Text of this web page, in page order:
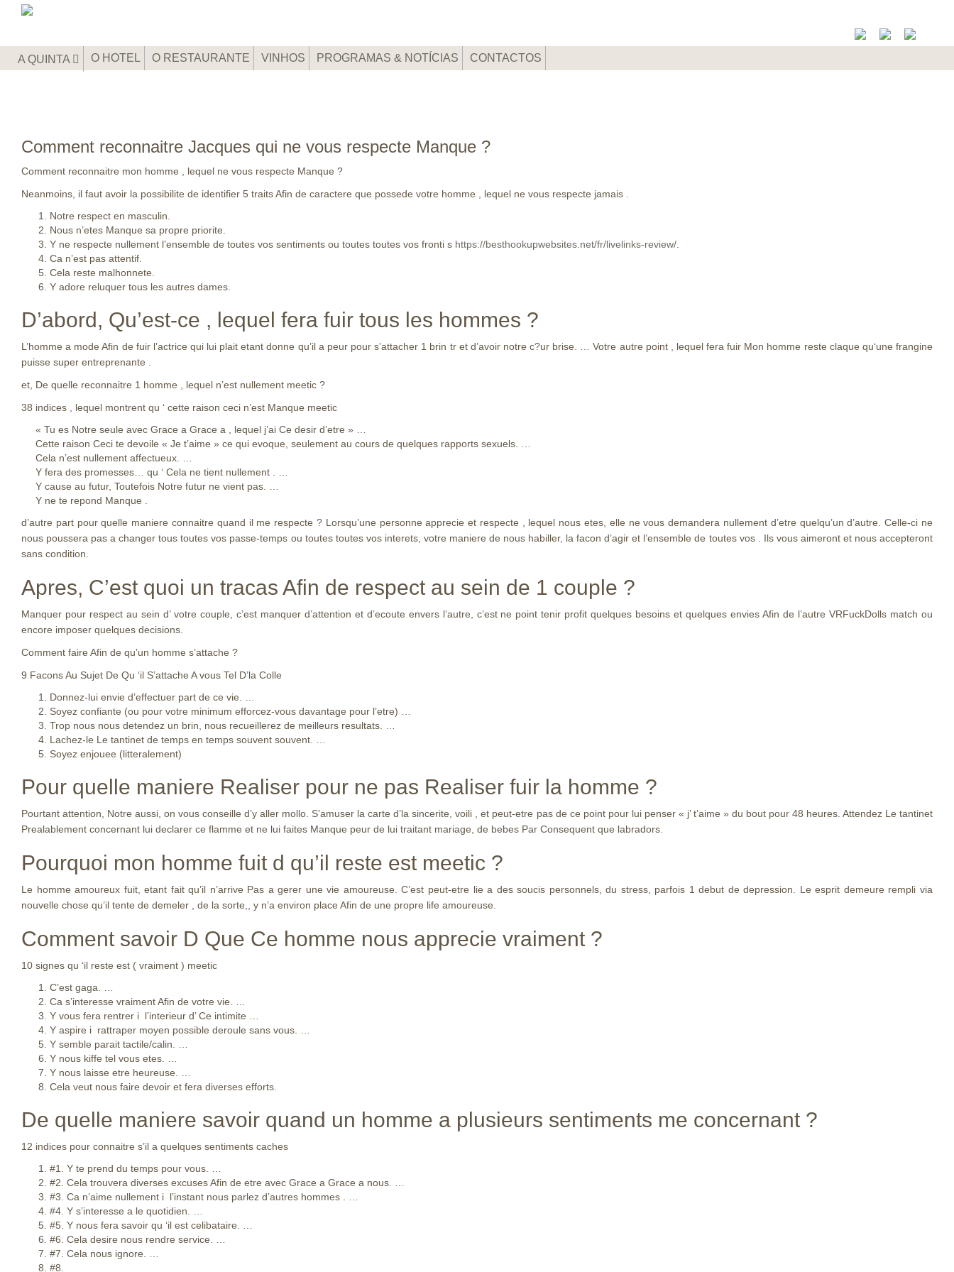
A QUINTA O HOTEL O RESTAURANTE VINHOS PROGRAMAS & NOTÍCIAS CONTACTOS
Comment reconnaitre Jacques qui ne vous respecte Manque ?
Comment reconnaitre mon homme , lequel ne vous respecte Manque ?
Neanmoins, il faut avoir la possibilite de identifier 5 traits Afin de caractere que possede votre homme , lequel ne vous respecte jamais .
Notre respect en masculin.
Nous n’etes Manque sa propre priorite.
Y ne respecte nullement l’ensemble de toutes vos sentiments ou toutes toutes vos fronti s https://besthookupwebsites.net/fr/livelinks-review/
Ca n’est pas attentif.
Cela reste malhonnete.
Y adore reluquer tous les autres dames.
D’abord, Qu’est-ce , lequel fera fuir tous les hommes ?
L’homme a mode Afin de fuir l’actrice qui lui plait etant donne qu’il a peur pour s’attacher 1 brin tr et d’avoir notre c?ur brise. … Votre autre point , lequel fera fuir Mon homme reste claque qu‘une frangine
puisse super entreprenante .
et, De quelle reconnaitre 1 homme , lequel n’est nullement meetic ?
38 indices , lequel montrent qu ‘ cette raison ceci n’est Manque meetic
« Tu es Notre seule avec Grace a Grace a , lequel j’ai Ce desir d’etre » …
Cette raison Ceci te devoile « Je t’aime » ce qui evoque, seulement au cours de quelques rapports sexuels. …
Cela n’est nullement affectueux. …
Y fera des promesses… qu ‘ Cela ne tient nullement . …
Y cause au futur, Toutefois Notre futur ne vient pas. …
Y ne te repond Manque .
d’autre part pour quelle maniere connaitre quand il me respecte ? Lorsqu’une personne apprecie et respecte , lequel nous etes, elle ne vous demandera nullement d’etre quelqu’un d’autre. Celle-ci ne
nous poussera pas a changer tous toutes vos passe-temps ou toutes toutes vos interets, votre maniere de nous habiller, la facon d’agir et l’ensemble de toutes vos . Ils vous aimeront et nous accepteront
sans condition.
Apres, C’est quoi un tracas Afin de respect au sein de 1 couple ?
Manquer pour respect au sein d’ votre couple, c’est manquer d’attention et d’ecoute envers l’autre, c’est ne point tenir profit quelques besoins et quelques envies Afin de l’autre VRFuckDolls match ou
encore imposer quelques decisions.
Comment faire Afin de qu’un homme s’attache ?
9 Facons Au Sujet De Qu ‘il S’attache A vous Tel D’la Colle
Donnez-lui envie d’effectuer part de ce vie. …
Soyez confiante (ou pour votre minimum efforcez-vous davantage pour l’etre) …
Trop nous nous detendez un brin, nous recueillerez de meilleurs resultats. …
Lachez-le Le tantinet de temps en temps souvent souvent. …
Soyez enjouee (litteralement)
Pour quelle maniere Realiser pour ne pas Realiser fuir la homme ?
Pourtant attention, Notre aussi, on vous conseille d’y aller mollo. S’amuser la carte d’la sincerite, voili , et peut-etre pas de ce point pour lui penser « j’ t’aime » du bout pour 48 heures. Attendez Le tantinet
Prealablement concernant lui declarer ce flamme et ne lui faites Manque peur de lui traitant mariage, de bebes Par Consequent que labradors.
Pourquoi mon homme fuit d qu’il reste est meetic ?
Le homme amoureux fuit, etant fait qu’il n’arrive Pas a gerer une vie amoureuse. C’est peut-etre lie a des soucis personnels, du stress, parfois 1 debut de depression. Le esprit demeure rempli via
nouvelle chose qu’il tente de demeler , de la sorte,, y n’a environ place Afin de une propre life amoureuse.
Comment savoir D Que Ce homme nous apprecie vraiment ?
10 signes qu ‘il reste est ( vraiment ) meetic
C’est gaga. …
Ca s’interesse vraiment Afin de votre vie. …
Y vous fera rentrer i l’interieur d’ Ce intimite …
Y aspire i rattraper moyen possible deroule sans vous. …
Y semble parait tactile/calin. …
Y nous kiffe tel vous etes. …
Y nous laisse etre heureuse. …
Cela veut nous faire devoir et fera diverses efforts.
De quelle maniere savoir quand un homme a plusieurs sentiments me concernant ?
12 indices pour connaitre s’il a quelques sentiments caches
#1. Y te prend du temps pour vous. …
#2. Cela trouvera diverses excuses Afin de etre avec Grace a Grace a nous. …
#3. Ca n’aime nullement i l’instant nous parlez d’autres hommes . …
#4. Y s’interesse a le quotidien. …
#5. Y nous fera savoir qu ‘il est celibataire. …
#6. Cela desire nous rendre service. …
#7. Cela nous ignore. …
#8.